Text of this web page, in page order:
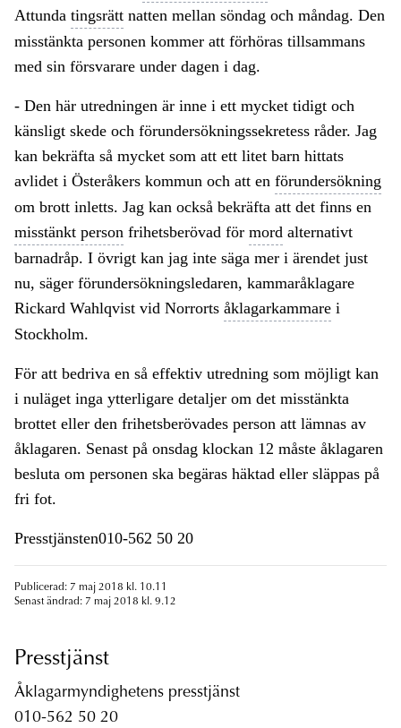
Attunda tingsrätt natten mellan söndag och måndag. Den
misstänkta personen kommer att förhöras tillsammans
med sin försvarare under dagen i dag.
- Den här utredningen är inne i ett mycket tidigt och
känsligt skede och förundersökningssekretess råder. Jag
kan bekräfta så mycket som att ett litet barn hittats
avlidet i Österåkers kommun och att en förundersökning
om brott inletts. Jag kan också bekräfta att det finns en
misstänkt person frihetsberövad för mord alternativt
barnadråp. I övrigt kan jag inte säga mer i ärendet just
nu, säger förundersökningsledaren, kammaråklagare
Rickard Wahlqvist vid Norrorts åklagarkammare i
Stockholm.
För att bedriva en så effektiv utredning som möjligt kan
i nuläget inga ytterligare detaljer om det misstänkta
brottet eller den frihetsberövades person att lämnas av
åklagaren. Senast på onsdag klockan 12 måste åklagaren
besluta om personen ska begäras häktad eller släppas på
fri fot.
Presstjänsten010-562 50 20
Publicerad: 7 maj 2018 kl. 10.11
Senast ändrad: 7 maj 2018 kl. 9.12
Presstjänst
Åklagarmyndighetens presstjänst
010-562 50 20